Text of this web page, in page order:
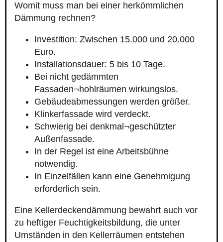
Womit muss man bei einer herkömmlichen
Dämmung rechnen?
Investition: Zwischen 15.000 und 20.000
Euro.
Installationsdauer: 5 bis 10 Tage.
Bei nicht gedämmten
Fassaden¬hohlräumen wirkungslos.
Gebäudeabmessungen werden größer.
Klinkerfassade wird verdeckt.
Schwierig bei denkmal¬geschützter
Außenfassade.
In der Regel ist eine Arbeitsbühne
notwendig.
In Einzelfällen kann eine Genehmigung
erforderlich sein.
Eine Kellerdeckendämmung bewahrt auch vor
zu heftiger Feuchtigkeitsbildung, die unter
Umständen in den Kellerräumen entstehen